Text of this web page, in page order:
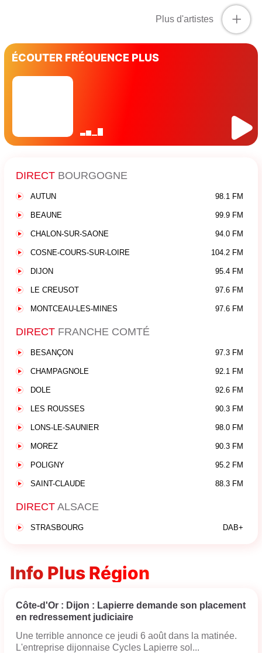
+
Plus d'artistes
ÉCOUTER FRÉQUENCE PLUS
DIRECT BOURGOGNE
AUTUN 98.1 FM
BEAUNE 99.9 FM
CHALON-SUR-SAONE 94.0 FM
COSNE-COURS-SUR-LOIRE 104.2 FM
DIJON 95.4 FM
LE CREUSOT 97.6 FM
MONTCEAU-LES-MINES 97.6 FM
DIRECT FRANCHE COMTÉ
BESANÇON 97.3 FM
CHAMPAGNOLE 92.1 FM
DOLE 92.6 FM
LES ROUSSES 90.3 FM
LONS-LE-SAUNIER 98.0 FM
MOREZ 90.3 FM
POLIGNY 95.2 FM
SAINT-CLAUDE 88.3 FM
DIRECT ALSACE
STRASBOURG DAB+
Info Plus Région
Côte-d'Or : Dijon : Lapierre demande son placement
en redressement judiciaire
Une terrible annonce ce jeudi 6 août dans la matinée.
L'entreprise dijonnaise Cycles Lapierre sol...